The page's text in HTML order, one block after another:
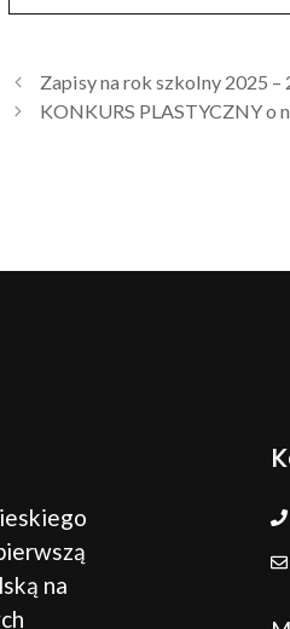
Zapisy na rok szkolny 2025 –
KONKURS PLASTYCZNY o
na